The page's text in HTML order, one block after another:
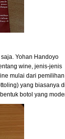
Yohan Handoyo
wine, jenis-jenis
mulai dari pemilihan
yang biasanya di
botol yang